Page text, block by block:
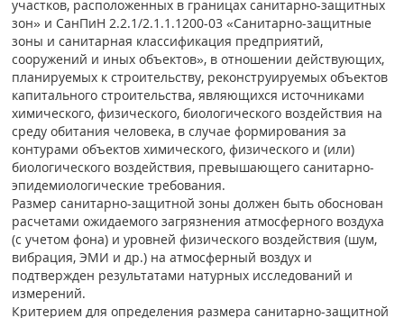
участков, расположенных в границах санитарно-защитных
зон» и СанПиН 2.2.1/2.1.1.1200-03 «Санитарно-защитные
зоны и санитарная классификация предприятий,
сооружений и иных объектов», в отношении действующих,
планируемых к строительству, реконструируемых объектов
капитального строительства, являющихся источниками
химического, физического, биологического воздействия на
среду обитания человека, в случае формирования за
контурами объектов химического, физического и (или)
биологического воздействия, превышающего санитарно-
эпидемиологические требования.
Размер санитарно-защитной зоны должен быть обоснован
расчетами ожидаемого загрязнения атмосферного воздуха
(с учетом фона) и уровней физического воздействия (шум,
вибрация, ЭМИ и др.) на атмосферный воздух и
подтвержден результатами натурных исследований и
измерений.
Критерием для определения размера санитарно-защитной